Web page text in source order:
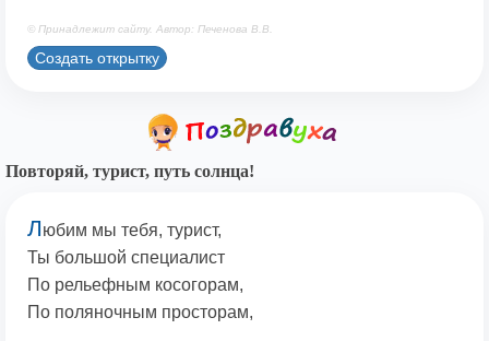
© Принадлежит сайту. Автор: Печенова В.В.
Создать открытку
Повторяй, турист, путь солнца!
Любим мы тебя, турист,
Ты большой специалист
По рельефным косогорам,
По поляночным просторам,